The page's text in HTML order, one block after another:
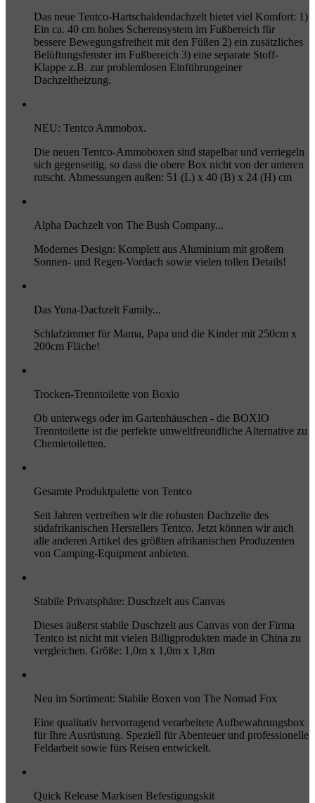
Das neue Tentco-Hartschaldendachzelt bietet viel Komfort: 1)
Ein ca. 40 cm hohes Scherensystem im Fußbereich für
bessere Bewegungsfreiheit mit den Füßen 2) ein zusätzliches
Belüftungsfenster im Fußbereich 3) eine separate Stoff-
Klappe z.B. zur problemlosen Einführungeiner
Dachzeltheizung.
NEU: Tentco Ammobox.
Die neuen Tentco-Ammoboxen sind stapelbar und verriegeln
sich gegenseitig, so dass die obere Box nicht von der unteren
rutscht. Abmessungen außen: 51 (L) x 40 (B) x 24 (H) cm
Alpha Dachzelt von The Bush Company...
Modernes Design: Komplett aus Aluminium mit großem
Sonnen- und Regen-Vordach sowie vielen tollen Details!
Das Yuna-Dachzelt Family...
Schlafzimmer für Mama, Papa und die Kinder mit 250cm x
200cm Fläche!
Trocken-Trenntoilette von Boxio
Ob unterwegs oder im Gartenhäuschen - die BOXIO
Trenntoilette ist die perfekte umweltfreundliche Alternative zu
Chemietoiletten.
Gesamte Produktpalette von Tentco
Seit Jahren vertreiben wir die robusten Dachzelte des
südafrikanischen Herstellers Tentco. Jetzt können wir auch
alle anderen Artikel des größten afrikanischen Produzenten
von Camping-Equipment anbieten.
Stabile Privatsphäre: Duschzelt aus Canvas
Dieses äußerst stabile Duschzelt aus Canvas von der Firma
Tentco ist nicht mit vielen Billigprodukten made in China zu
vergleichen. Größe: 1,0m x 1,0m x 1,8m
Neu im Sortiment: Stabile Boxen von The Nomad Fox
Eine qualitativ hervorragend verarbeitete Aufbewahrungsbox
für Ihre Ausrüstung. Speziell für Abenteuer und professionelle
Feldarbeit sowie fürs Reisen entwickelt.
Quick Release Markisen Befestigungskit